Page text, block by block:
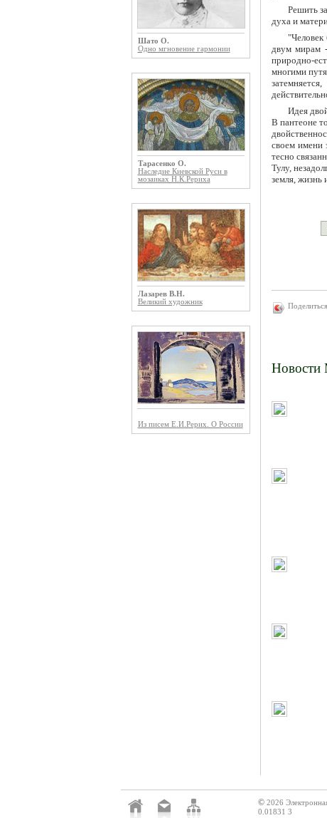
Шато О.
Одно мгновение гармонии
Тарасенко О.
Наследие Киевской Руси в
мозаиках Н.К.Рериха
Лазарев В.Н.
Великий художник
Из писем Е.И.Рерих. О России
Решить
духа и
двум мирам
природно-
многими
Идея
В пантеоне
своем имени
тесно
Тулу,
земля, жизнь
Поделиться
©2026
0.01831 3